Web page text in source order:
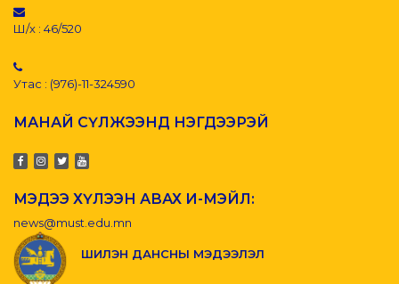
Ш/х : 46/520
Утас : (976)-11-324590
МАНАЙ СҮЛЖЭЭНД НЭГДЭЭРЭЙ
МЭДЭЭ ХҮЛЭЭН АВАХ И-МЭЙЛ:
news@must.edu.mn
ШИЛЭН ДАНСНЫ МЭДЭЭЛЭЛ